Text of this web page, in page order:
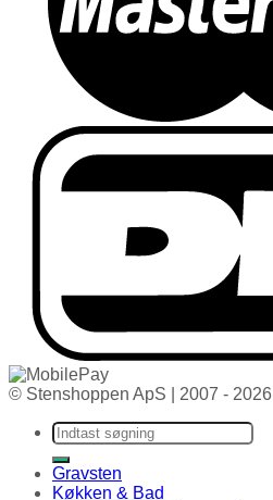
© Stenshoppen ApS | 2007 - 2026
Søg efter:
Gravsten
Køkken & Bad